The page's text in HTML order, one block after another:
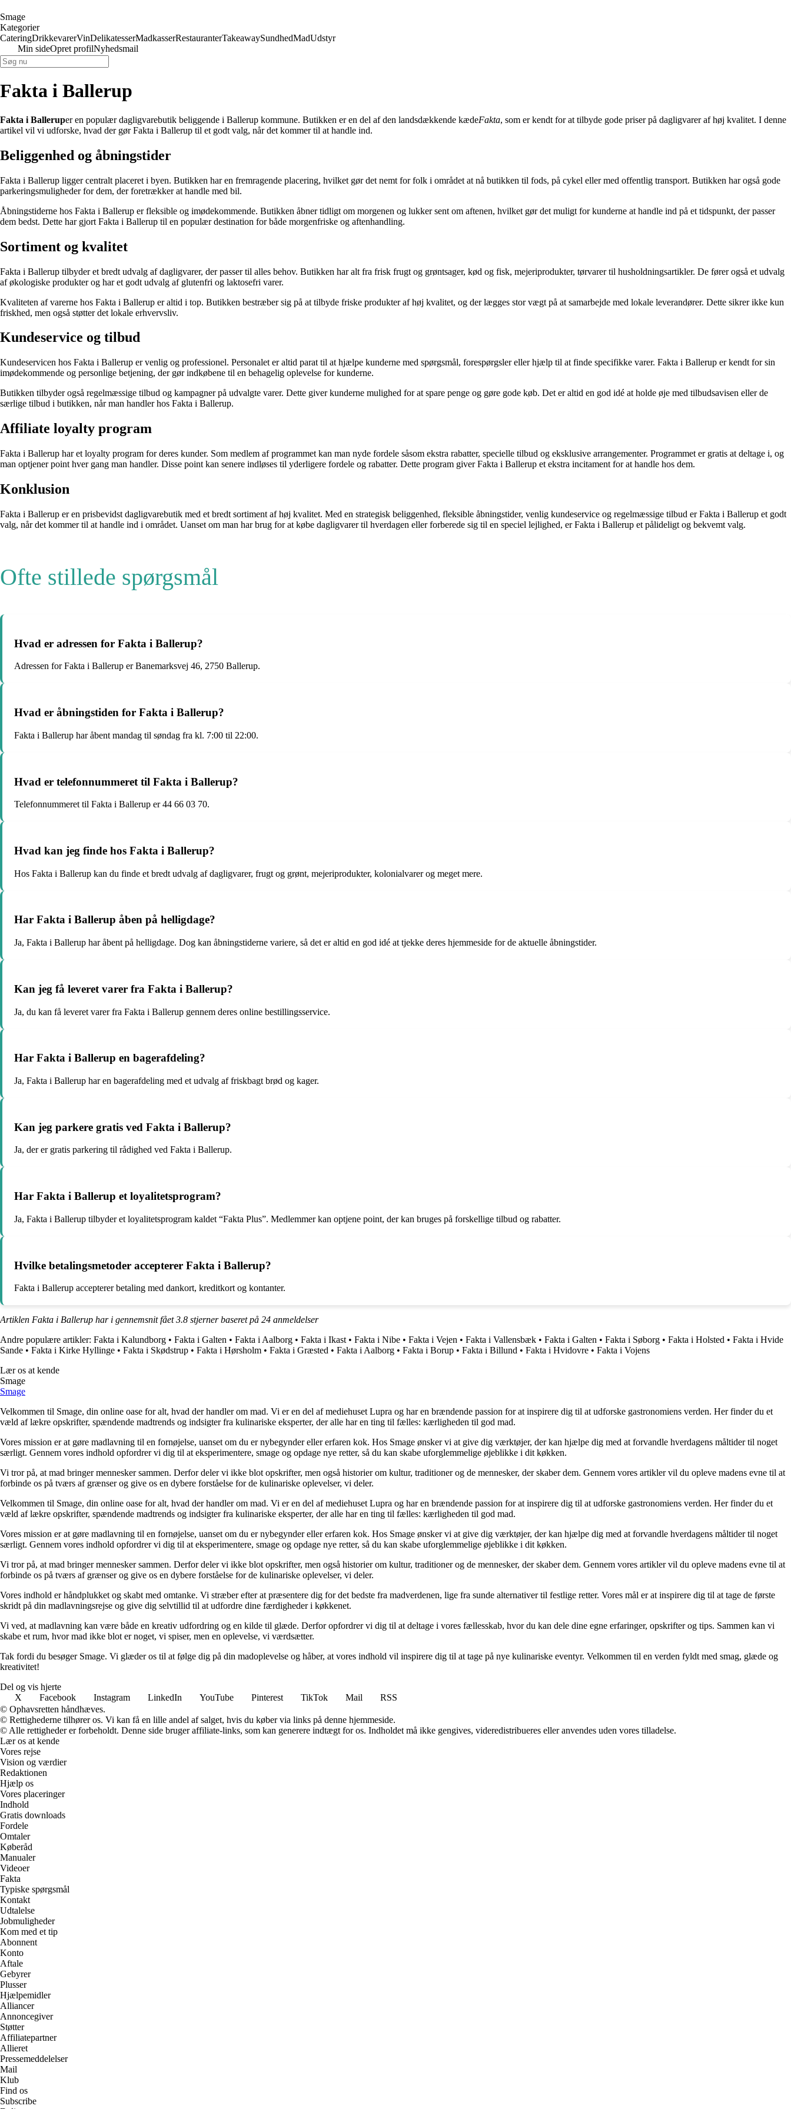
Smage
Kategorier
CateringDrikkevarerVinDelikatesserMadkasserRestauranterTakeawaySundhedMadUdstyr
Min sideOpret profilNyhedsmail
Fakta i Ballerup
Fakta i Balleruper en populær dagligvarebutik beliggende i Ballerup kommune. Butikken er en del af den landsdækkende kædeFakta, som er kendt for at tilbyde gode priser på dagligvarer af høj kvalitet. I denne
artikel vil vi udforske, hvad der gør Fakta i Ballerup til et godt valg, når det kommer til at handle ind.
Beliggenhed og åbningstider
Fakta i Ballerup ligger centralt placeret i byen. Butikken har en fremragende placering, hvilket gør det nemt for folk i området at nå butikken til fods, på cykel eller med offentlig transport. Butikken har også gode
parkeringsmuligheder for dem, der foretrækker at handle med bil.
Åbningstiderne hos Fakta i Ballerup er fleksible og imødekommende. Butikken åbner tidligt om morgenen og lukker sent om aftenen, hvilket gør det muligt for kunderne at handle ind på et tidspunkt, der passer
dem bedst. Dette har gjort Fakta i Ballerup til en populær destination for både morgenfriske og aftenhandling.
Sortiment og kvalitet
Fakta i Ballerup tilbyder et bredt udvalg af dagligvarer, der passer til alles behov. Butikken har alt fra frisk frugt og grøntsager, kød og fisk, mejeriprodukter, tørvarer til husholdningsartikler. De fører også et udvalg
af økologiske produkter og har et godt udvalg af glutenfri og laktosefri varer.
Kvaliteten af varerne hos Fakta i Ballerup er altid i top. Butikken bestræber sig på at tilbyde friske produkter af høj kvalitet, og der lægges stor vægt på at samarbejde med lokale leverandører. Dette sikrer ikke kun
friskhed, men også støtter det lokale erhvervsliv.
Kundeservice og tilbud
Kundeservicen hos Fakta i Ballerup er venlig og professionel. Personalet er altid parat til at hjælpe kunderne med spørgsmål, forespørgsler eller hjælp til at finde specifikke varer. Fakta i Ballerup er kendt for sin
imødekommende og personlige betjening, der gør indkøbene til en behagelig oplevelse for kunderne.
Butikken tilbyder også regelmæssige tilbud og kampagner på udvalgte varer. Dette giver kunderne mulighed for at spare penge og gøre gode køb. Det er altid en god idé at holde øje med tilbudsavisen eller de
særlige tilbud i butikken, når man handler hos Fakta i Ballerup.
Affiliate loyalty program
Fakta i Ballerup har et loyalty program for deres kunder. Som medlem af programmet kan man nyde fordele såsom ekstra rabatter, specielle tilbud og eksklusive arrangementer. Programmet er gratis at deltage i, og
man optjener point hver gang man handler. Disse point kan senere indløses til yderligere fordele og rabatter. Dette program giver Fakta i Ballerup et ekstra incitament for at handle hos dem.
Konklusion
Fakta i Ballerup er en prisbevidst dagligvarebutik med et bredt sortiment af høj kvalitet. Med en strategisk beliggenhed, fleksible åbningstider, venlig kundeservice og regelmæssige tilbud er Fakta i Ballerup et godt
valg, når det kommer til at handle ind i området. Uanset om man har brug for at købe dagligvarer til hverdagen eller forberede sig til en speciel lejlighed, er Fakta i Ballerup et pålideligt og bekvemt valg.
Ofte stillede spørgsmål
Hvad er adressen for Fakta i Ballerup?
Adressen for Fakta i Ballerup er Banemarksvej 46, 2750 Ballerup.
Hvad er åbningstiden for Fakta i Ballerup?
Fakta i Ballerup har åbent mandag til søndag fra kl. 7:00 til 22:00.
Hvad er telefonnummeret til Fakta i Ballerup?
Telefonnummeret til Fakta i Ballerup er 44 66 03 70.
Hvad kan jeg finde hos Fakta i Ballerup?
Hos Fakta i Ballerup kan du finde et bredt udvalg af dagligvarer, frugt og grønt, mejeriprodukter, kolonialvarer og meget mere.
Har Fakta i Ballerup åben på helligdage?
Ja, Fakta i Ballerup har åbent på helligdage. Dog kan åbningstiderne variere, så det er altid en god idé at tjekke deres hjemmeside for de aktuelle åbningstider.
Kan jeg få leveret varer fra Fakta i Ballerup?
Ja, du kan få leveret varer fra Fakta i Ballerup gennem deres online bestillingsservice.
Har Fakta i Ballerup en bagerafdeling?
Ja, Fakta i Ballerup har en bagerafdeling med et udvalg af friskbagt brød og kager.
Kan jeg parkere gratis ved Fakta i Ballerup?
Ja, der er gratis parkering til rådighed ved Fakta i Ballerup.
Har Fakta i Ballerup et loyalitetsprogram?
Ja, Fakta i Ballerup tilbyder et loyalitetsprogram kaldet “Fakta Plus”. Medlemmer kan optjene point, der kan bruges på forskellige tilbud og rabatter.
Hvilke betalingsmetoder accepterer Fakta i Ballerup?
Fakta i Ballerup accepterer betaling med dankort, kreditkort og kontanter.
Artiklen Fakta i Ballerup har i gennemsnit fået3.8 stjerner baseret på 24 anmeldelser
Andre populære artikler: Fakta i Kalundborg • Fakta i Galten • Fakta i Aalborg • Fakta i Ikast • Fakta i Nibe • Fakta i Vejen • Fakta i Vallensbæk • Fakta i Galten • Fakta i Søborg • Fakta i Holsted • Fakta i Hvide
Sande • Fakta i Kirke Hyllinge • Fakta i Skødstrup • Fakta i Hørsholm • Fakta i Græsted • Fakta i Aalborg • Fakta i Borup • Fakta i Billund • Fakta i Hvidovre • Fakta i Vojens
Lær os at kende
Smage
Smage
Velkommen til Smage, din online oase for alt, hvad der handler om mad. Vi er en del af mediehuset Lupra og har en brændende passion for at inspirere dig til at udforske gastronomiens verden. Her finder du et
væld af lækre opskrifter, spændende madtrends og indsigter fra kulinariske eksperter, der alle har en ting til fælles: kærligheden til god mad.
Vores mission er at gøre madlavning til en fornøjelse, uanset om du er nybegynder eller erfaren kok. Hos Smage ønsker vi at give dig værktøjer, der kan hjælpe dig med at forvandle hverdagens måltider til noget
særligt. Gennem vores indhold opfordrer vi dig til at eksperimentere, smage og opdage nye retter, så du kan skabe uforglemmelige øjeblikke i dit køkken.
Vi tror på, at mad bringer mennesker sammen. Derfor deler vi ikke blot opskrifter, men også historier om kultur, traditioner og de mennesker, der skaber dem. Gennem vores artikler vil du opleve madens evne til at
forbinde os på tværs af grænser og give os en dybere forståelse for de kulinariske oplevelser, vi deler.
Velkommen til Smage, din online oase for alt, hvad der handler om mad. Vi er en del af mediehuset Lupra og har en brændende passion for at inspirere dig til at udforske gastronomiens verden. Her finder du et
væld af lækre opskrifter, spændende madtrends og indsigter fra kulinariske eksperter, der alle har en ting til fælles: kærligheden til god mad.
Vores mission er at gøre madlavning til en fornøjelse, uanset om du er nybegynder eller erfaren kok. Hos Smage ønsker vi at give dig værktøjer, der kan hjælpe dig med at forvandle hverdagens måltider til noget
særligt. Gennem vores indhold opfordrer vi dig til at eksperimentere, smage og opdage nye retter, så du kan skabe uforglemmelige øjeblikke i dit køkken.
Vi tror på, at mad bringer mennesker sammen. Derfor deler vi ikke blot opskrifter, men også historier om kultur, traditioner og de mennesker, der skaber dem. Gennem vores artikler vil du opleve madens evne til at
forbinde os på tværs af grænser og give os en dybere forståelse for de kulinariske oplevelser, vi deler.
Vores indhold er håndplukket og skabt med omtanke. Vi stræber efter at præsentere dig for det bedste fra madverdenen, lige fra sunde alternativer til festlige retter. Vores mål er at inspirere dig til at tage de første
skridt på din madlavningsrejse og give dig selvtillid til at udfordre dine færdigheder i køkkenet.
Vi ved, at madlavning kan være både en kreativ udfordring og en kilde til glæde. Derfor opfordrer vi dig til at deltage i vores fællesskab, hvor du kan dele dine egne erfaringer, opskrifter og tips. Sammen kan vi
skabe et rum, hvor mad ikke blot er noget, vi spiser, men en oplevelse, vi værdsætter.
Tak fordi du besøger Smage. Vi glæder os til at følge dig på din madoplevelse og håber, at vores indhold vil inspirere dig til at tage på nye kulinariske eventyr. Velkommen til en verden fyldt med smag, glæde og
kreativitet!
Del og vis hjerte
X
Facebook Instagram LinkedIn YouTube Pinterest TikTok Mail
RSS
© Ophavsretten håndhæves.
© Rettighederne tilhører os. Vi kan få en lille andel af salget, hvis du køber via links på denne hjemmeside.
© Alle rettigheder er forbeholdt. Denne side bruger affiliate-links, som kan generere indtægt for os. Indholdet må ikke gengives, videredistribueres eller anvendes uden vores tilladelse.
Lær os at kende
Vores rejse
Vision og værdier
Redaktionen
Hjælp os
Vores placeringer
Indhold
Gratis downloads
Fordele
Omtaler
Køberåd
Manualer
Videoer
Fakta
Typiske spørgsmål
Kontakt
Udtalelse
Jobmuligheder
Kom med et tip
Abonnent
Konto
Aftale
Gebyrer
Plusser
Hjælpemidler
Alliancer
Annoncegiver
Støtter
Affiliatepartner
Allieret
Pressemeddelelser
Mail
Klub
Find os
Subscribe